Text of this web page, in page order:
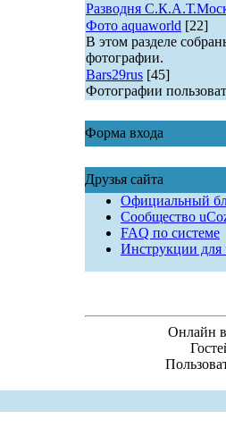
Разводня
Фото aquaworld [22]
В этом разделе
фотографии.
Bars29rus [45]
Фотографии
Форма входа
Друзья сайта
Официальный
Сообщество
FAQ по системе
Инструкции для
Онлайн